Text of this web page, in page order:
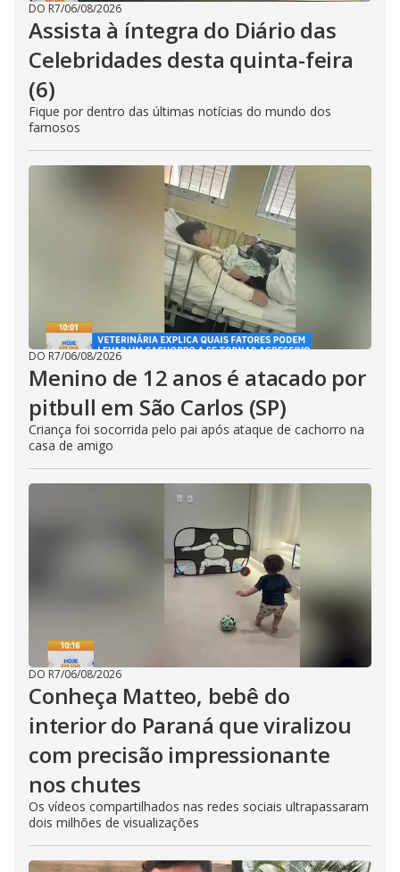
DO R7/06/08/2026
Assista à íntegra do Diário das
Celebridades desta quinta-feira
(6)
Fique por dentro das últimas notícias do mundo dos
famosos
DO R7/06/08/2026
Menino de 12 anos é atacado por
pitbull em São Carlos (SP)
Criança foi socorrida pelo pai após ataque de cachorro na
casa de amigo
DO R7/06/08/2026
Conheça Matteo, bebê do
interior do Paraná que viralizou
com precisão impressionante
nos chutes
Os vídeos compartilhados nas redes sociais ultrapassaram
dois milhões de visualizações